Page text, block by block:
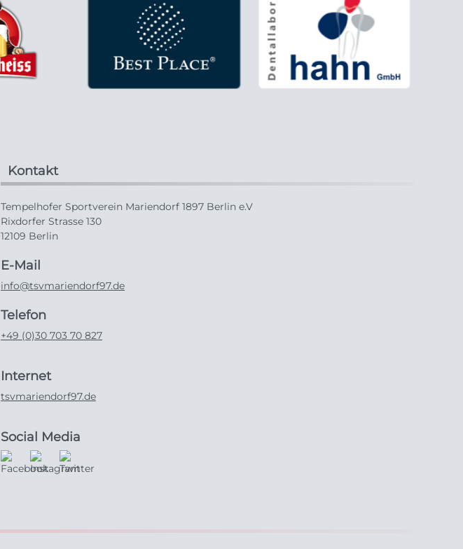
Kontakt
Tempelhofer Sportverein Mariendorf 1897 Berlin e.V
Rixdorfer Strasse 130
12109 Berlin
E-Mail
info@tsvmariendorf97.de
Telefon
+49 (0)30 703 70 827
Internet
tsvmariendorf97.de
Social Media